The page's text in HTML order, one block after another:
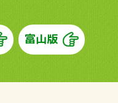
富山版